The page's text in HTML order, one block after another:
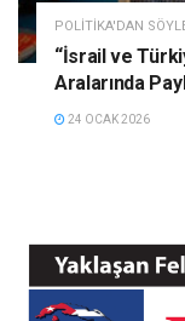
POLITIKA'DAN
“İsrail ve
Aralarında
24 OCAK 2026